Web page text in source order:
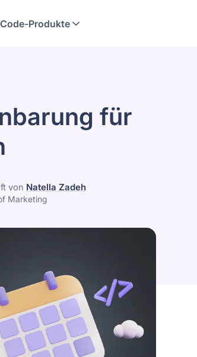
Code-Produkte
für
von Natella Zadeh
Marketing